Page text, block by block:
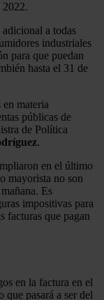
2022.
a todas
industriales
para que puedan
hasta el 31 de
en materia
públicas de
de Política
.
en el último
mayorista no son
Es
impositivas para
facturas que pagan
en la factura en el
pasará a ser del